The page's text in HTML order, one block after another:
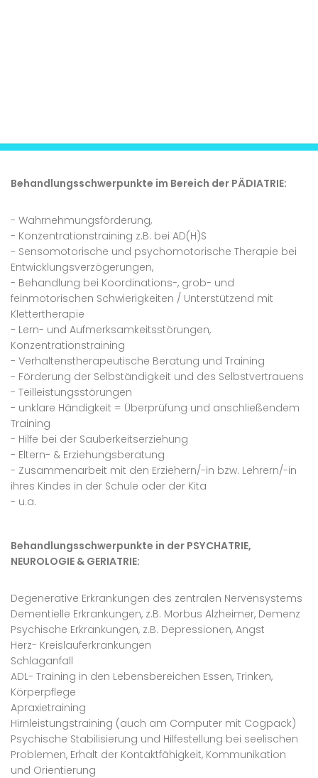
Behandlungsschwerpunkte im Bereich der PÄDIATRIE:
- Wahrnehmungsförderung,
- Konzentrationstraining z.B. bei AD(H)S
- Sensomotorische und psychomotorische Therapie bei
Entwicklungsverzögerungen,
- Behandlung bei Koordinations-, grob- und
feinmotorischen Schwierigkeiten / Unterstützend mit
Klettertherapie
- Lern- und Aufmerksamkeitsstörungen,
Konzentrationstraining
- Verhaltenstherapeutische Beratung und Training
- Förderung der Selbständigkeit und des Selbstvertrauens
- Teilleistungsstörungen
- unklare Händigkeit = Überprüfung und anschließendem
Training
- Hilfe bei der Sauberkeitserziehung
- Eltern- & Erziehungsberatung
- Zusammenarbeit mit den Erziehern/-in bzw. Lehrern/-in
ihres Kindes in der Schule oder der Kita
- u.a.
Behandlungsschwerpunkte in der PSYCHATRIE,
NEUROLOGIE & GERIATRIE:
Degenerative Erkrankungen des zentralen Nervensystems
Dementielle Erkrankungen, z.B. Morbus Alzheimer, Demenz
Psychische Erkrankungen, z.B. Depressionen, Angst
Herz- Kreislauferkrankungen
Schlaganfall
ADL- Training in den Lebensbereichen Essen, Trinken,
Körperpflege
Apraxietraining
Hirnleistungstraining (auch am Computer mit Cogpack)
Psychische Stabilisierung und Hilfestellung bei seelischen
Problemen, Erhalt der Kontaktfähigkeit, Kommunikation
und Orientierung